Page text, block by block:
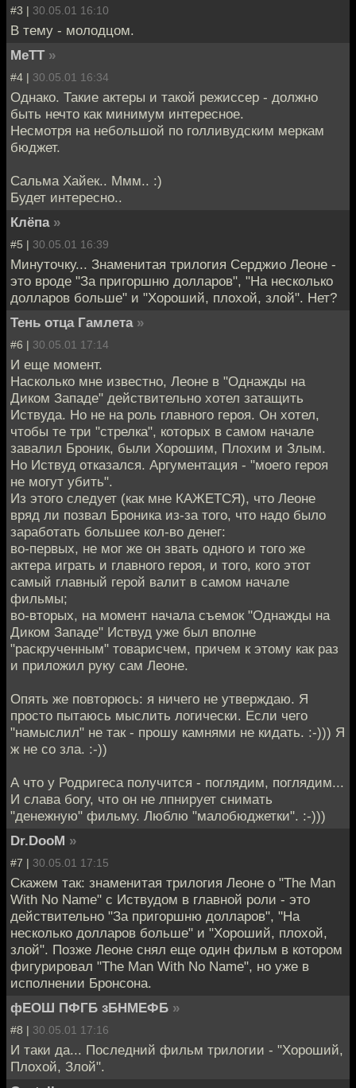
#3 | 30.05.01 16:10
В тему - молодцом.
MeTT »
#4 | 30.05.01 16:34
Однако. Такие актеры и такой режиссер - должно
быть нечто как минимум интересное.
Несмотря на небольшой по голливудским меркам
бюджет.
Сальма Хайек.. Ммм.. :)
Будет интересно..
Клёпа »
#5 | 30.05.01 16:39
Минуточку... Знаменитая трилогия Серджио Леоне -
это вроде "За пригоршню долларов", "На несколько
долларов больше" и "Хороший, плохой, злой". Нет?
Тень отца Гамлета »
#6 | 30.05.01 17:14
И еще момент.
Насколько мне известно, Леоне в "Однажды на
Диком Западе" действительно хотел затащить
Иствуда. Но не на роль главного героя. Он хотел,
чтобы те три "стрелка", которых в самом начале
завалил Броник, были Хорошим, Плохим и Злым.
Но Иствуд отказался. Аргументация - "моего героя
не могут убить".
Из этого следует (как мне КАЖЕТСЯ), что Леоне
вряд ли позвал Броника из-за того, что надо было
заработать большее кол-во денег:
во-первых, не мог же он звать одного и того же
актера играть и главного героя, и того, кого этот
самый главный герой валит в самом начале
фильмы;
во-вторых, на момент начала съемок "Однажды на
Диком Западе" Иствуд уже был вполне
"раскрученным" товарисчем, причем к этому как раз
и приложил руку сам Леоне.
Опять же повторюсь: я ничего не утверждаю. Я
просто пытаюсь мыслить логически. Если чего
"намыслил" не так - прошу камнями не кидать. :-))) Я
ж не со зла. :-))
А что у Родригеса получится - поглядим, поглядим...
И слава богу, что он не лпнирует снимать
"денежную" фильму. Люблю "малобюджетки". :-)))
Dr.DooM »
#7 | 30.05.01 17:15
Скажем так: знаменитая трилогия Леоне о "The Man
With No Name" c Иствудом в главной роли - это
действительно "За пригоршню долларов", "На
несколько долларов больше" и "Хороший, плохой,
злой". Позже Леоне снял еще один фильм в котором
фигурировал "The Man With No Name", но уже в
исполнении Бронсона.
фЕОШ ПФГБ зБНМЕФБ »
#8 | 30.05.01 17:16
И таки да... Последний фильм трилогии - "Хороший,
Плохой, Злой".